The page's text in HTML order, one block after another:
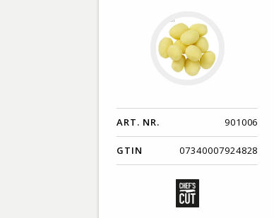
ART. NR. 901006
GTIN 07340007924828